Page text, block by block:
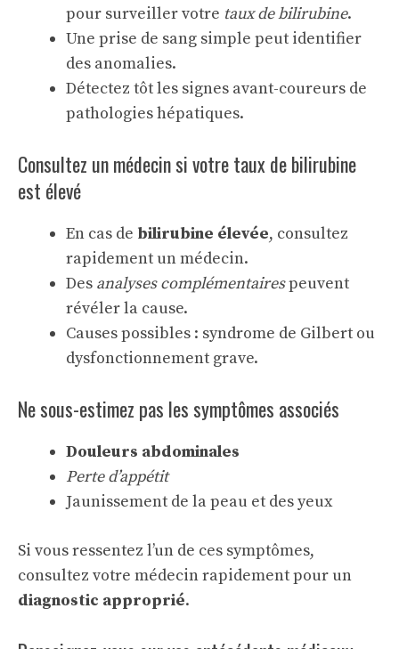
pour surveiller votre taux de bilirubine.
Une prise de sang simple peut identifier
des anomalies.
Détectez tôt les signes avant-coureurs de
pathologies hépatiques.
Consultez un médecin si votre taux de bilirubine
est élevé
En cas de bilirubine élevée, consultez
rapidement un médecin.
Des analyses complémentairespeuvent
révéler la cause.
Causes possibles : syndrome de Gilbert ou
dysfonctionnement grave.
Ne sous-estimez pas les symptômes associés
Douleurs abdominales
Perte d’appétit
Jaunissement de la peau et des yeux
Si vous ressentez l’un de ces symptômes,
consultez votre médecin rapidement pour un
diagnostic approprié.